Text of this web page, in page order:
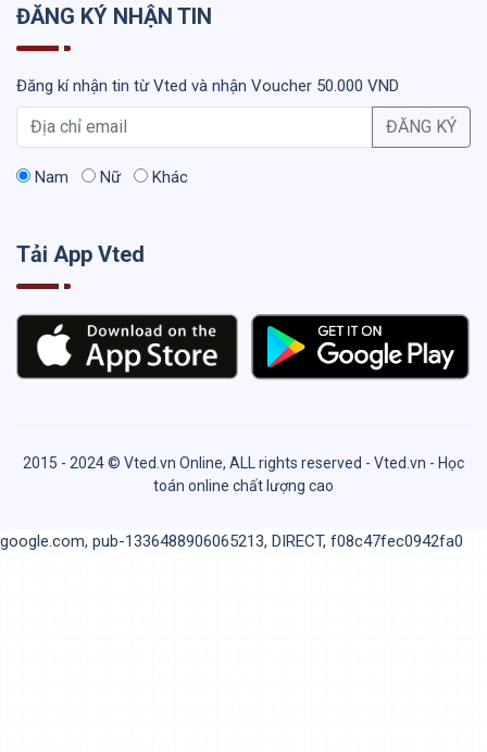
ĐĂNG KÝ NHẬN TIN
Đăng kí nhận tin từ Vted và nhận Voucher 50.000 VND
ĐĂNG KÝ
Nam Nữ Khác
Tải App Vted
2015 - 2024 © Vted.vn Online, ALL rights reserved - Vted.vn - Học
toán online chất lượng cao
google.com, pub-1336488906065213, DIRECT, f08c47fec0942fa0